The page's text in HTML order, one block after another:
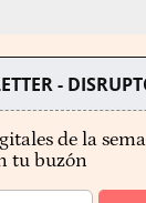
-
de la
tu buzón